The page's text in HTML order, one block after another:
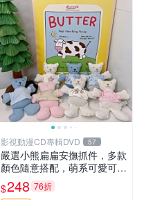
影視動漫CD專輯DVD 57
嚴選小熊扁扁安撫抓件，多款
顏色隨意搭配，萌系可愛可改
掛件 小熊安撫抓件 憶記 抓繩
孩童掛件
$248 76折